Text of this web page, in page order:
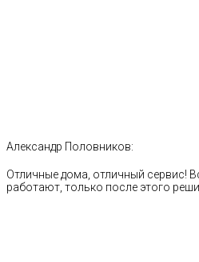
Александр Половников:
Отличные дома, отличный сервис!
работают, только после этого